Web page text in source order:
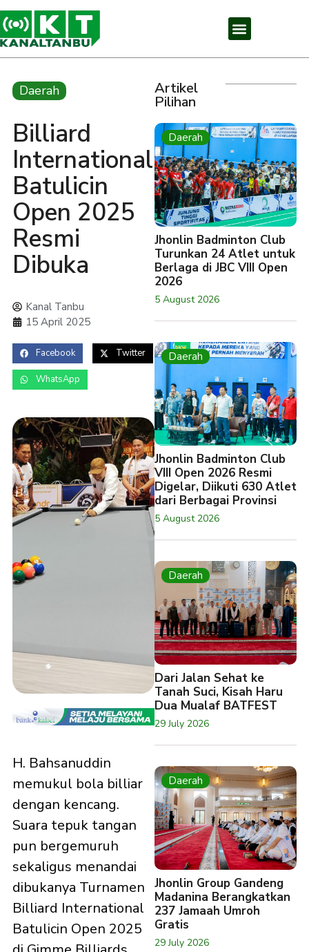
Daerah
Billiard
International
Batulicin
Open 2025
Resmi
Dibuka
Kanal Tanbu
15 April 2025
Facebook Twitter
WhatsApp
H. Bahsanuddin
memukul bola billiar
dengan kencang.
Suara tepuk tangan
pun bergemuruh
sekaligus menandai
dibukanya Turnamen
Billiard International
Batulicin Open 2025
Artikel
Pilihan
Daerah
Jhonlin Badminton Club
Turunkan 24 Atlet untuk
Berlaga di JBC VIII Open
2026
5 August 2026
Daerah
Jhonlin Badminton Club
VIII Open 2026 Resmi
Digelar, Diikuti 630 Atlet
dari Berbagai Provinsi
5 August 2026
Daerah
Dari Jalan Sehat ke
Tanah Suci, Kisah Haru
Dua Mualaf BATFEST
29 July 2026
Daerah
Jhonlin Group Gandeng
Madanina Berangkatkan
237 Jamaah Umroh
Gratis
29 July 2026